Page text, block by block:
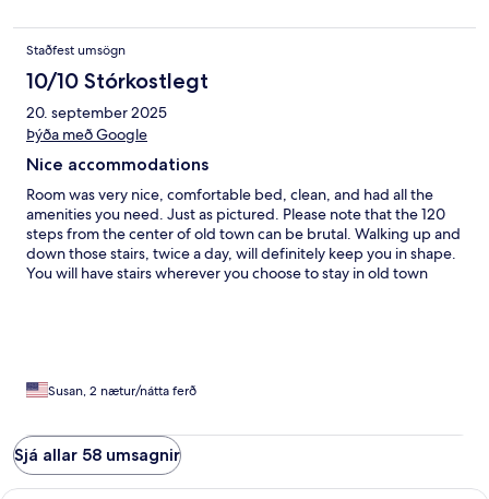
Staðfest umsögn
10/10 Stórkostlegt
20. september 2025
Þýða með Google
Nice accommodations
Room was very nice, comfortable bed, clean, and had all the
amenities you need. Just as pictured. Please note that the 120
steps from the center of old town can be brutal. Walking up and
down those stairs, twice a day, will definitely keep you in shape.
You will have stairs wherever you choose to stay in old town
Susan, 2 nætur/nátta ferð
Sjá allar 58 umsagnir